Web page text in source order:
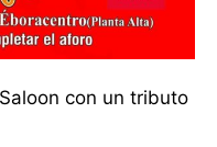
con un tributo